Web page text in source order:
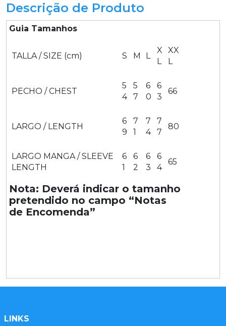
Descrição de Produto
Guia Tamanhos
TALLA / SIZE (cm) S M L
X
L
XX
L
PECHO / CHEST
5
4
5
7
6
0
6
3
66
LARGO / LENGTH
6
9
7
1
7
4
7
7
80
LARGO MANGA / SLEEVE
LENGTH
6
1
6
2
6
3
6
4
65
Nota: Deverá indicar o tamanho
pretendido no campo “Notas
de Encomenda”
LINKS